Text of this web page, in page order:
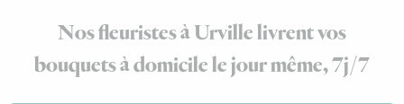
Nos fleuristes à Urville livrent vos
bouquets à domicile le jour même, 7j/7